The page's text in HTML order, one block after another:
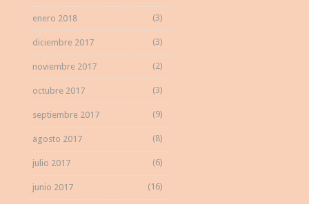
enero 2018 (3)
diciembre 2017 (3)
noviembre 2017 (2)
octubre 2017 (3)
septiembre 2017 (9)
agosto 2017 (8)
julio 2017 (6)
junio 2017 (16)